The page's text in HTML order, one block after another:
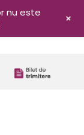
nu este
+